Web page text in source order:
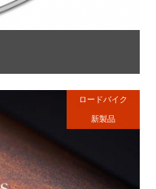
ロードバイク
新製品